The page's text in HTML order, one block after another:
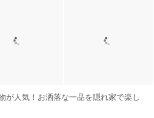
人気！お洒落な一品を隠れ家で楽し